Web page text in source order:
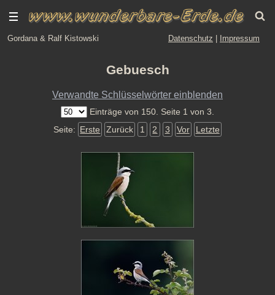
Gordana & Ralf Kistowski Datenschutz Impressum
Gebuesch
Verwandte Schlüsselwörter einblenden
Einträge von 150. Seite 1 von 3.
Seite: Erste Zurück 1 2 3 Vor Letzte